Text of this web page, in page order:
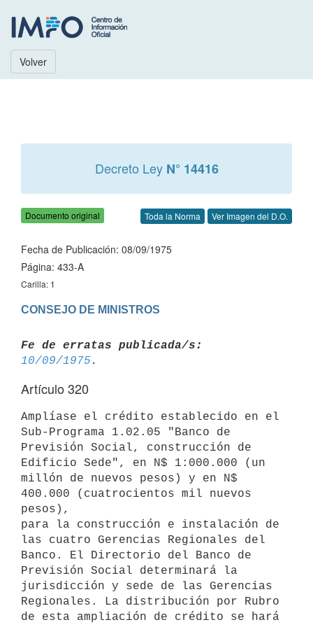
Volver
Decreto Ley N° 14416
Documento original Toda la Norma Ver Imagen del D.O.
Fecha de Publicación: 08/09/1975
Página: 433-A
Carilla: 1
CONSEJO DE MINISTROS
Fe de erratas publicada/s:
10/09/1975
Artículo 320
Amplíase el crédito establecido en el
Sub-Programa 1.02.05 "Banco de
Previsión Social, construcción de
Edificio Sede", en N$ 1:000.000 (un
millón de nuevos pesos) y en N$
400.000 (cuatrocientos mil nuevos
pesos),
para la construcción e instalación de
las cuatro Gerencias Regionales del
Banco. El Directorio del Banco de
Previsión Social determinará la
jurisdicción y sede de las Gerencias
Regionales. La distribución por Rubro
de esta ampliación de crédito se hará